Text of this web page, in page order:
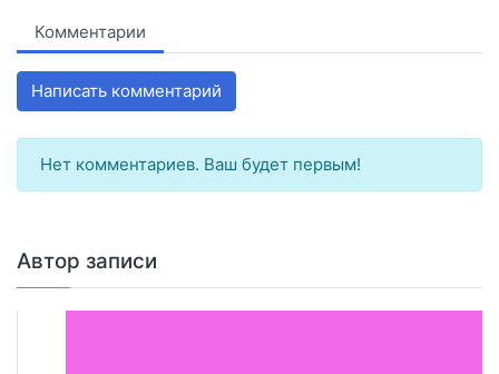
Комментарии
Написать комментарий
Нет комментариев. Ваш будет первым!
Автор записи